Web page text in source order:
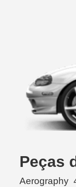
Peças
Aerography